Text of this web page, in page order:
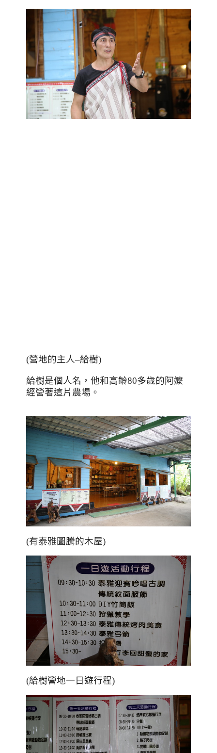
(營地的主人–給樹)
給樹是個人名 ，他和高齡80多歲的阿嬤
經營著這片農場。
(有泰雅圖騰的木屋)
(給樹營地一日遊行程)